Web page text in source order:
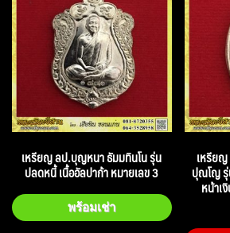
เหรียญ ลป.บุญหนา ธัมมทินโน รุ่น
ปลดหนี้ เนื้ออัลปาก้า หมายเลข 3
พร้อมเช่า
เหรีย
ปุณโญ รุ่
หน้าเ